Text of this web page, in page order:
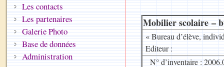
Mobilier scolaire –
« Bureau d’élève,
Editeur :
N° d’inventaire :
Les contacts
Les partenaires
Galerie Photo
Base de données
Administration